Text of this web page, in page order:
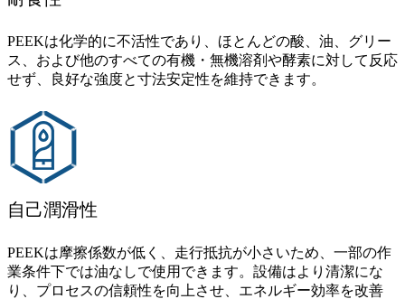
PEEKは化学的に不活性であり、ほとんどの酸、油、グリー
ス、および他のすべての有機・無機溶剤や酵素に対して反応
せず、良好な強度と寸法安定性を維持できます。
自己潤滑性
PEEKは摩擦係数が低く、走行抵抗が小さいため、一部の作
業条件下では油なしで使用できます。設備はより清潔にな
り、プロセスの信頼性を向上させ、エネルギー効率を改善